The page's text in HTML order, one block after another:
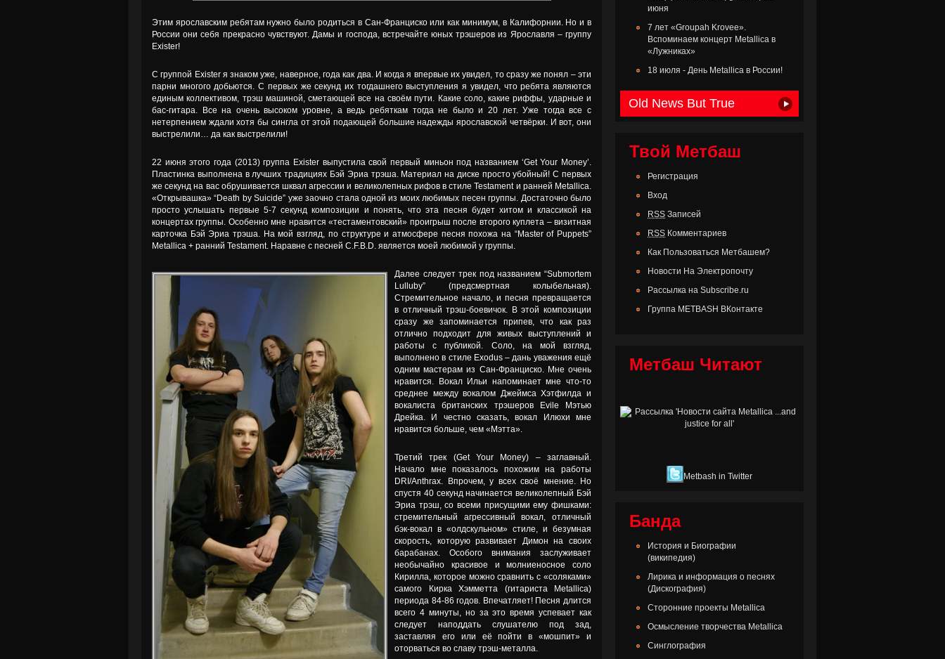
Этим ярославским ребятам нужно было родиться в Сан-Франциско или как минимум, в Калифорнии. Но и в
России они себя прекрасно чувствуют. Дамы и господа, встречайте юных трэшеров из Ярославля – группу
Exister!
С группой Exister я знаком уже, наверное, года как два. И когда я впервые их увидел, то сразу же понял – эти
парни многого добьются. С первых же секунд их тогдашнего выступления я увидел, что ребята являются
единым коллективом, трэш машиной, сметающей все на своём пути. Какие соло, какие риффы, ударные и
бас-гитара. Все на очень высоком уровне, а ведь ребяткам тогда не было и 20 лет. Уже тогда все с
нетерпением ждали хотя бы сингла от этой подающей большие надежды ярославской четвёрки. И вот, они
выстрелили… да как выстрелили!
22 июня этого года (2013) группа Exister выпустила свой первый миньон под названием ‘Get Your Money’.
Пластинка выполнена в лучших традициях Бэй Эриа трэша. Материал на диске просто убойный! С первых
же секунд на вас обрушивается шквал агрессии и великолепных рифов в стиле Testament и ранней Metallica.
«Открывашка» “Death by Suicide” уже заочно стала одной из моих любимых песен группы. Достаточно было
просто услышать первые 5-7 секунд композиции и понять, что эта песня будет хитом и классикой на
концертах группы. Особенно мне нравится «тестаментовский» проигрыш после второго куплета – визитная
карточка Бэй Эриа трэша. На мой взгляд, по структуре и атмосфере песня похожа на “Master of Puppets”
Metallica + ранний Testament. Наравне с песней C.F.B.D. является моей любимой у группы.
Далее следует трек под названием “Submortem
Lulluby” (предсмертная колыбельная).
Стремительное начало, и песня превращается
в отличный трэш-боевичок. В этой композиции
сразу же запоминается припев, что как раз
отлично подходит для живых выступлений и
работы с публикой. Соло, на мой взгляд,
выполнено в стиле Exodus – дань уважения ещё
одним мастерам из Сан-Франциско. Мне очень
нравится. Вокал Ильи напоминает мне что-то
среднее между вокалом Джеймса Хэтфилда и
вокалиста британских трэшеров Evile Мэтью
Дрейка. И честно сказать, вокал Илюхи мне
нравится больше, чем «Мэтта».
Третий трек (Get Your Money) – заглавный.
Начало мне показалось похожим на работы
DRI/Anthrax. Впрочем, у всех своё мнение. Но
спустя 40 секунд начинается великолепный Бэй
Эриа трэш, со всеми присущими ему фишками:
стремительный агрессивный вокал, отличный
бэк-вокал в «олдскульном» стиле, и безумная
скорость, которую развивает Димон на своих
барабанах. Особого внимания заслуживает
необычайно красивое и молниеносное соло
Кирилла, которое можно сравнить с «соляками»
самого Кирка Хэмметта (гитариста Metallica)
периода 84-86 годов. Впечатляет! Песня длится
всего 4 минуты, но за это время успевает как
следует наподдать слушателю под зад,
заставляя его или её пойти в «мошпит» и
оторваться во славу трэш-металла.
июня
7 лет «Groupah Krovee».
Вспоминаем концерт Metallica в
«Лужниках»
18 июля - День Metallica в России!
Old News But True
Твой Метбаш
Регистрация
Вход
RSS Записей
RSS Комментариев
Как Пользоваться Метбашем?
Новости На Электропочту
Рассылка на Subscribe.ru
Группа METBASH ВКонтакте
Метбаш Читают
Metbash in Twitter
Банда
История и Биографии
(википедия)
Лирика и информация о песнях
(Дискография)
Сторонние проекты Metallica
Осмысление творчества Metallica
Синглография